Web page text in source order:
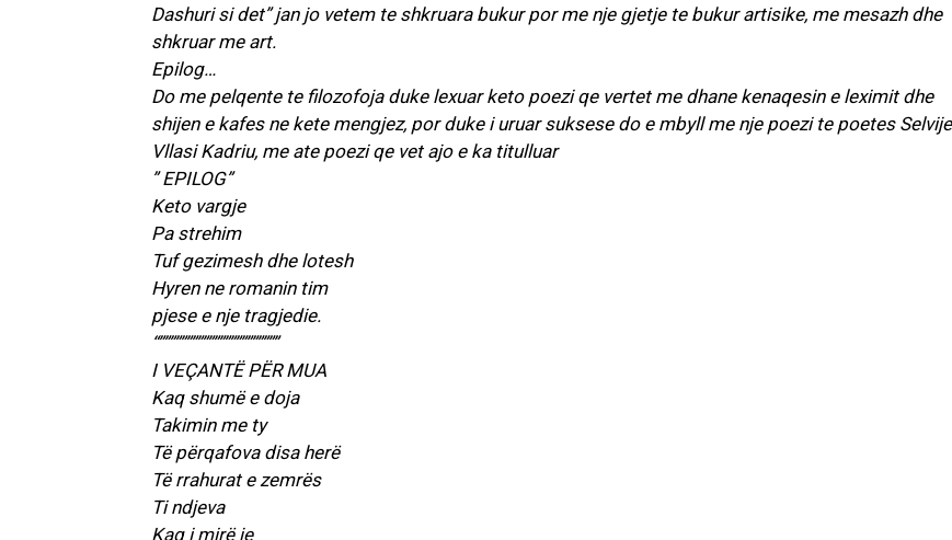
Dashuri si det” jan jo vetem te shkruara bukur por me nje gjetje te bukur artisike, me mesazh dhe
shkruar me art.
Epilog…
Do me pelqente te filozofoja duke lexuar keto poezi qe vertet me dhane kenaqesin e leximit dhe
shijen e kafes ne kete mengjez, por duke i uruar suksese do e mbyll me nje poezi te poetes Selvije
Vllasi Kadriu, me ate poezi qe vet ajo e ka titulluar
” EPILOG”
Keto vargje
Pa strehim
Tuf gezimesh dhe lotesh
Hyren ne romanin tim
pjese e nje tragjedie.
“””””””””””””””””””””””
I VEÇANTË PËR MUA
Kaq shumë e doja
Takimin me ty
Të përqafova disa herë
Të rrahurat e zemrës
Ti ndjeva
Kaq i mirë je